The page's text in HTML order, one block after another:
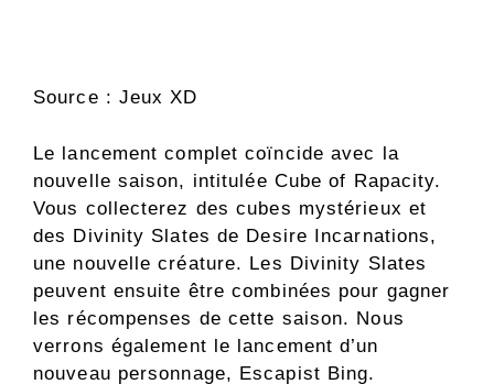
Source : Jeux XD
Le lancement complet coïncide avec la
nouvelle saison, intitulée Cube of Rapacity.
Vous collecterez des cubes mystérieux et
des Divinity Slates de Desire Incarnations,
une nouvelle créature. Les Divinity Slates
peuvent ensuite être combinées pour gagner
les récompenses de cette saison. Nous
verrons également le lancement d’un
nouveau personnage, Escapist Bing.